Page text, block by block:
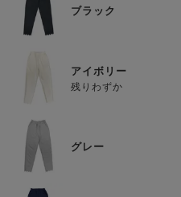
ブラック
アイボリー
残りわずか
グレー